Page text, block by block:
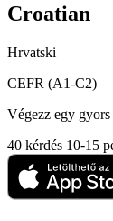
Croatian
Hrvatski
CEFR (A1-C2)
Végezz egy
40 kérdés 10-15